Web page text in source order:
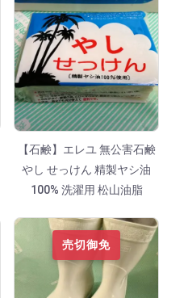
【石鹸】エレユ 無公害石鹸
やし せっけん 精製ヤシ油
100% 洗濯用 松山油脂
売切御免